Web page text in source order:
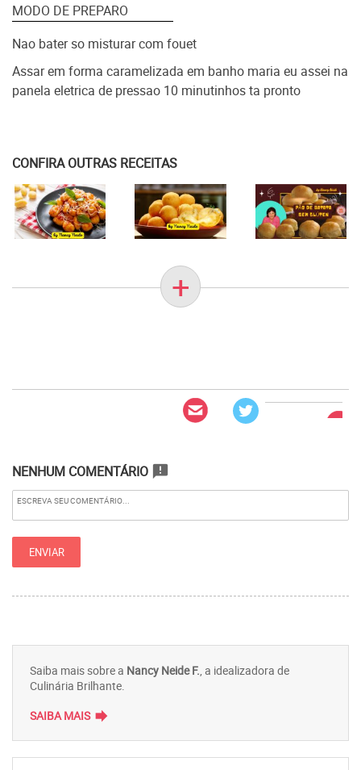
MODO DE PREPARO
Nao bater so misturar com fouet
Assar em forma caramelizada em banho maria eu assei na
panela eletrica de pressao 10 minutinhos ta pronto
CONFIRA OUTRAS RECEITAS
+
NENHUM COMENTÁRIO announcement
Saiba mais sobre a Nancy Neide F., a idealizadora de
Culinária Brilhante.
SAIBA MAIS forward